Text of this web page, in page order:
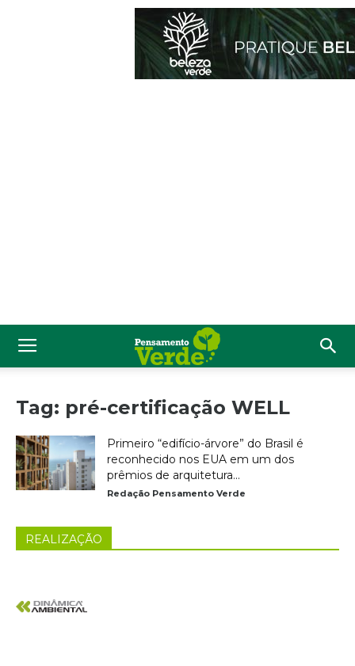
Tag: pré-certificação WELL
Primeiro “edifício-árvore” do Brasil é
reconhecido nos EUA em um dos
prêmios de arquitetura...
Redação Pensamento Verde
REALIZAÇÃO